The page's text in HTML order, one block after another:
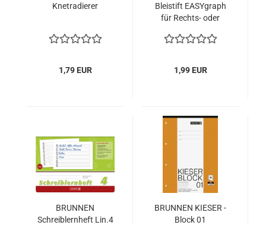
Knetradierer
1,79 EUR
Bleistift EASYgraph
für Rechts- oder
1,99 EUR
BRUNNEN
Schreiblernheft Lin.4
BRUNNEN KIESER -
Block 01